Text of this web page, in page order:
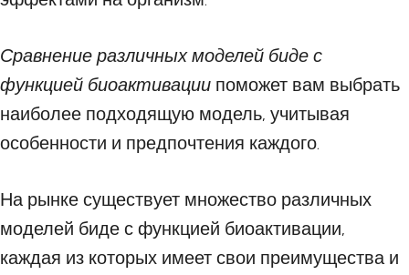
Сравнение различных моделей биде с
функцией биоактивации поможет вам выбрать
наиболее подходящую модель, учитывая
особенности и предпочтения каждого.
На рынке существует множество различных
моделей биде с функцией биоактивации,
каждая из которых имеет свои преимущества и